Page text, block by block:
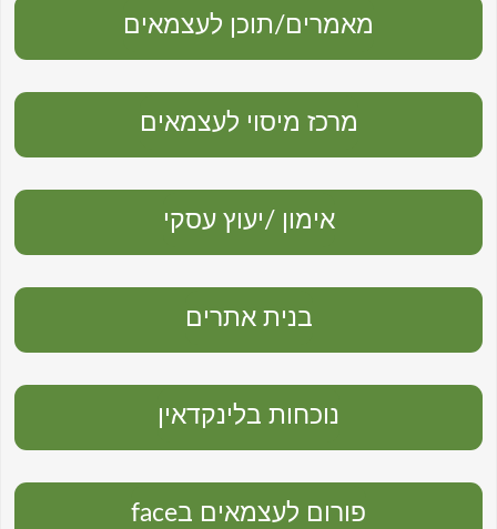
מאמרים/תוכן לעצמאים
מרכז מיסוי לעצמאים
אימון /יעוץ עסקי
בנית אתרים
נוכחות בלינקדאין
פורום לעצמאים בface